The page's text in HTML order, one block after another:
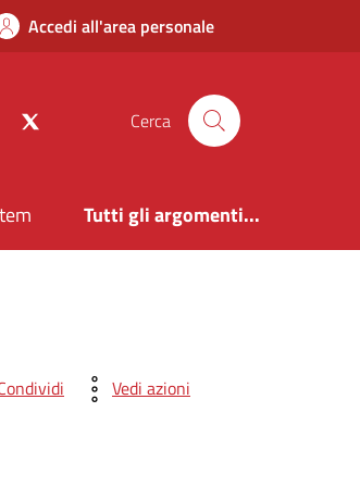
Accedi all'area personale
YouTube Cerca
Tutti gli argomenti...
Vedi azioni